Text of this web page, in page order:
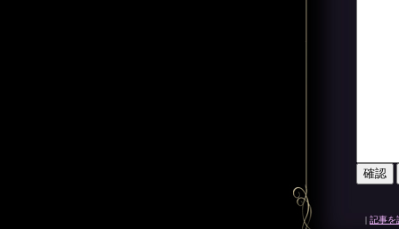
| 記事を